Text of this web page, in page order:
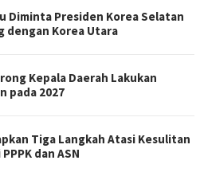
Diminta Presiden Korea Selatan
dengan Korea Utara
Kepala Daerah Lakukan
pada 2027
Tiga Langkah Atasi Kesulitan
dan ASN